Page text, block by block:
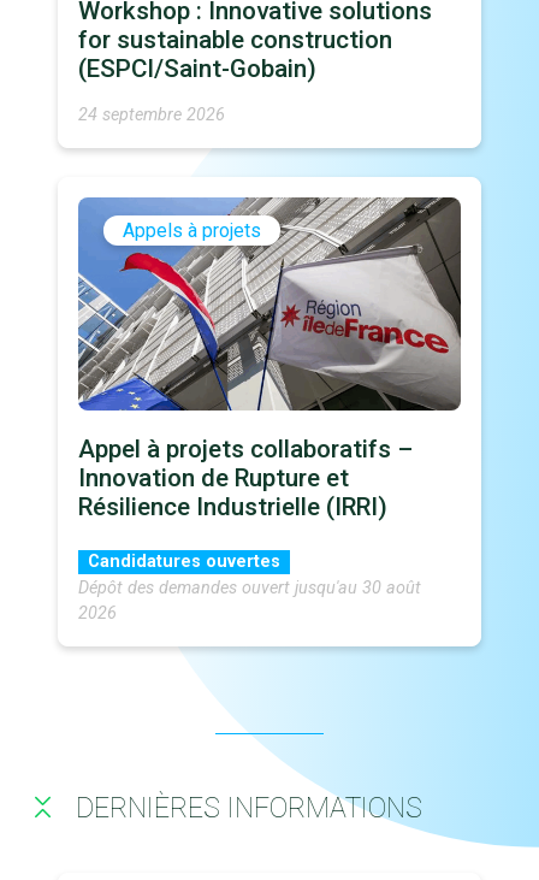
Workshop : Innovative solutions
for sustainable construction
(ESPCI/Saint-Gobain)
24 septembre 2026
Appels à projets
Appel à projets collaboratifs –
Innovation de Rupture et
Résilience Industrielle (IRRI)
Candidatures ouvertes
Dépôt des demandes ouvert jusqu'au 30 août
2026
DERNIÈRES INFORMATIONS